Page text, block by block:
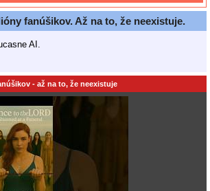
fanúšikov. Až na to, že neexistuje.
AI.
- až na to, že neexistuje